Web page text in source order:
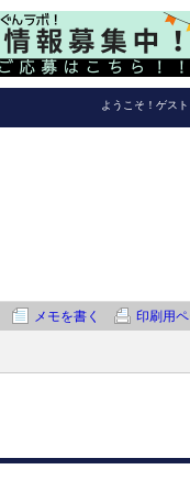
ようこそ！ ゲスト
メモを書く 印刷用